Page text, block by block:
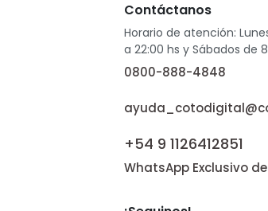
Contáctanos
Horario de atención:
a 22:00 hs y Sábados de
0800-888-4848
+54 9 1126412851
WhatsApp Exclusivo